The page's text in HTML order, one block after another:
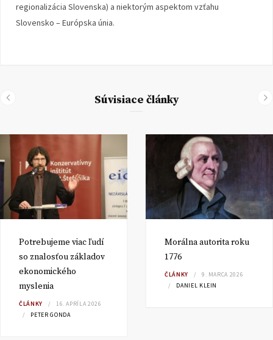
regionalizácia Slovenska) a niektorým aspektom vzťahu
Slovensko – Európska únia.
Súvisiace články
Potrebujeme viac ľudí
so znalosťou základov
ekonomického
myslenia
ČLÁNKY
16. APRÍLA 2026
PETER GONDA
Morálna autorita roku
1776
ČLÁNKY
9. MARCA 2026
DANIEL KLEIN